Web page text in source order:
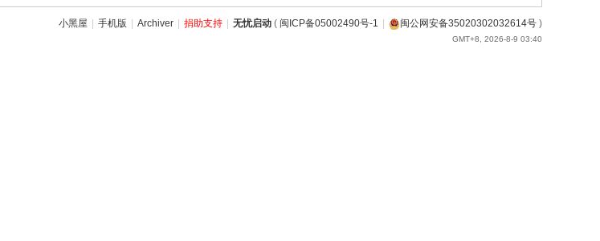
小黑屋 手机版 Archiver 捐助支持 无忧启动 ( 闽ICP备05002490号-1 闽公网安备35020302032614号 )
GMT+8, 2026-8-9 03:40